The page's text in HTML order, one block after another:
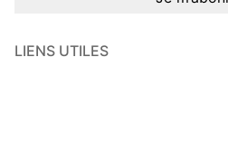
LIENS UTILES